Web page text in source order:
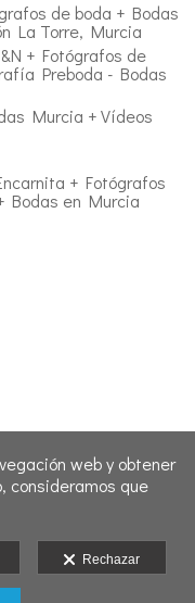
de boda + Bodas
La Torre, Murcia
+ Fotógrafos de
Preboda - Bodas
Murcia + Vídeos
+ Fotógrafos
Bodas en Murcia
web y obtener
consideramos que
Rechazar